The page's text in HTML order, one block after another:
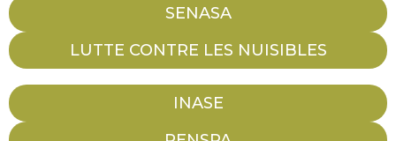
SENASA
LUTTE CONTRE LES NUISIBLES
INASE